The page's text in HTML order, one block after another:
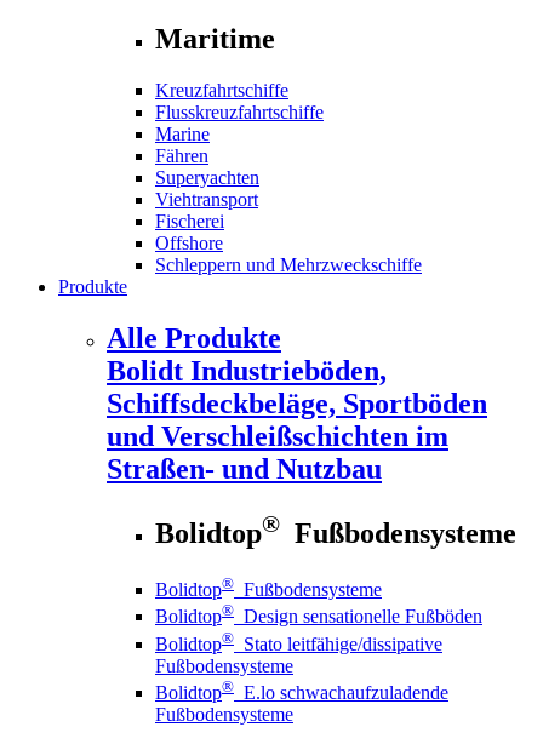
Maritime
Kreuzfahrtschiffe
Flusskreuzfahrtschiffe
Marine
Fähren
Superyachten
Viehtransport
Fischerei
Offshore
Schleppern und Mehrzweckschiffe
Produkte
Alle Produkte
Bolidt Industrieböden,
Schiffsdeckbeläge, Sportböden
und Verschleißschichten im
Straßen- und Nutzbau
Bolidtop® Fußbodensysteme
Bolidtop® Fußbodensysteme
Bolidtop® Design sensationelle Fußböden
Bolidtop® Stato leitfähige/dissipative
Fußbodensysteme
Bolidtop® E.lo schwachaufzuladende
Fußbodensysteme